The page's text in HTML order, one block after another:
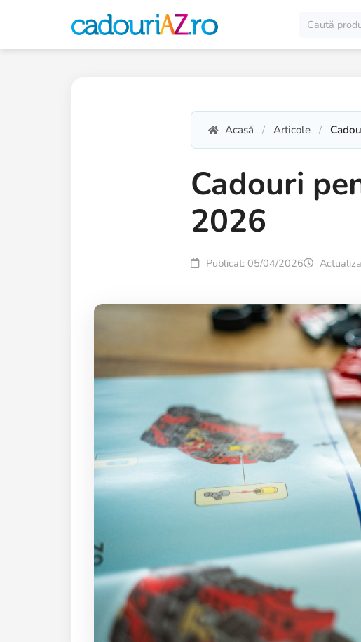
Acasă Articole
Cadouri
2026
Publicat: 05/04/2026